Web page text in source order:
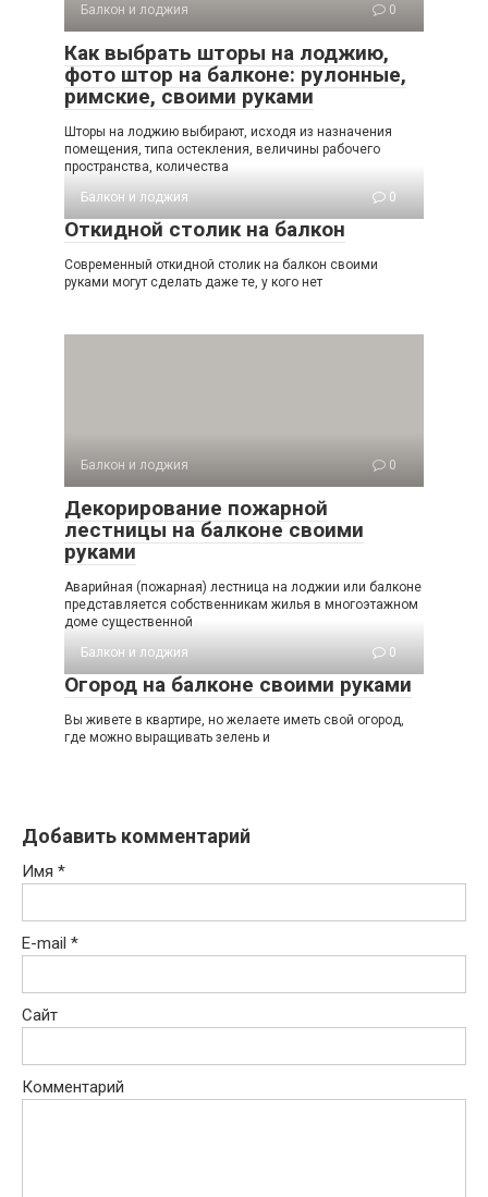
Балкон и лоджия 0
Как выбрать шторы на лоджию,
фото штор на балконе: рулонные,
римские, своими руками
Шторы на лоджию выбирают, исходя из назначения
помещения, типа остекления, величины рабочего
пространства, количества
Балкон и лоджия
0
Откидной столик на балкон
Современный откидной столик на балкон своими
руками могут сделать даже те, у кого нет
Балкон и лоджия 0
Декорирование пожарной
лестницы на балконе своими
руками
Аварийная (пожарная) лестница на лоджии или балконе
представляется собственникам жилья в многоэтажном
доме существенной
Балкон и лоджия
0
Огород на балконе своими руками
Вы живете в квартире, но желаете иметь свой огород,
где можно выращивать зелень и
Добавить комментарий
Имя *
E-mail *
Сайт
Комментарий